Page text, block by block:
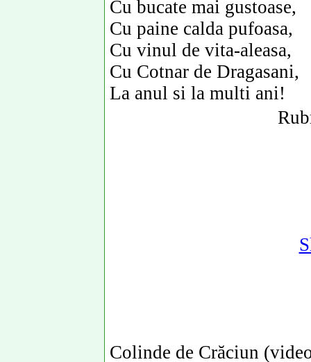
Cu bucate mai gustoase,
Cu paine calda pufoasa,
Cu vinul de vita-aleasa,
Cu Cotnar de Dragasani,
La anul si la multi ani!
Colinde de Crăciun